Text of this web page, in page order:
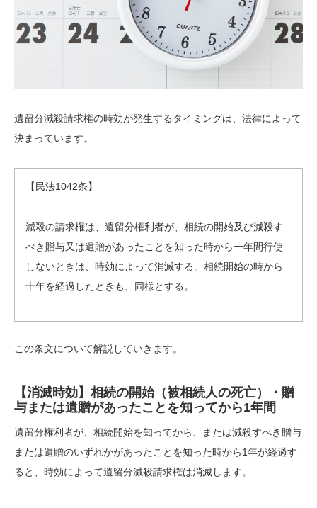
遺留分減殺請求権の時効が発生するタイミングは、法律によって
決まっています。
【民法1042条】
減殺の請求権は、遺留分権利者が、相続の開始及び減殺す
べき贈与又は遺贈があったことを知った時から一年間行使
しないときは、時効によって消滅する。相続開始の時から
十年を経過したときも、同様とする。
この条文について解説していきます。
【消滅時効】相続の開始（被相続人の死亡）・贈
与または遺贈があったことを知ってから1年間
遺留分権利者が、相続開始を知ってから、または減殺すべき贈与
または遺贈のいずれかがあったことを知った時から1年が経過す
ると、時効によって遺留分減殺請求権は消滅します。